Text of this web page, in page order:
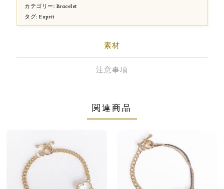
カテゴリー: Bracelet
タグ: Esprit
素材
注意事項
関連商品